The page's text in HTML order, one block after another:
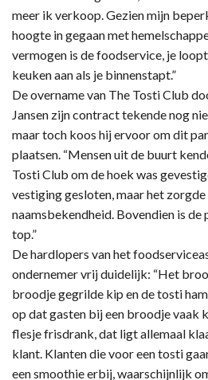
meer ik verkoop. Gezien mijn
hoogte in gegaan met
vermogen is de foodservice, je
keuken aan als je binnenstapt.”
De overname van The Tosti Club
Jansen zijn contract tekende nog
maar toch koos hij ervoor om dit
plaatsen. “Mensen uit de buurt
Tosti Club om de hoek was
vestiging gesloten, maar het
naamsbekendheid. Bovendien is
top.”
De hardlopers van het
ondernemer vrij duidelijk: “Het
broodje gegrilde kip en de tosti
op dat gasten bij een broodje vaak
flesje frisdrank, dat ligt allemaal
klant. Klanten die voor een tosti
een smoothie erbij, waarschijnlijk